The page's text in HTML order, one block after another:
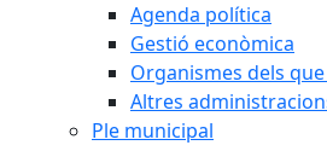
Agenda política
Gestió econòmica
Organismes dels
Altres
Ple municipal